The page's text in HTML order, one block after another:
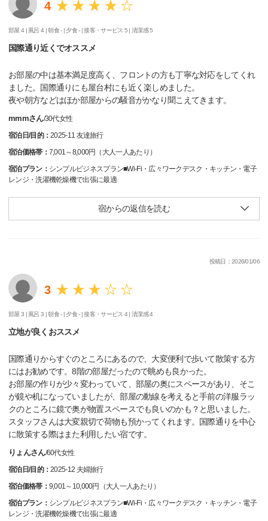
4
部屋 4 | 風呂 4 |朝食 - | 夕食 - |接客・サービス 5 |清潔感 5
国際通り近くでオススメ
お部屋の中は基本満足度高く、フロントの方も丁寧な対応をしてくれ
ました。国際通りにも屋台村にも近く楽しめました。
夜や朝方などはほか部屋からの騒音がかなり聞こえてきます。
mmmさん/30代女性
宿泊日/目的：2025-11 友達旅行
宿泊価格帯： 7,001～8,000円（大人一人あたり）
宿泊プラン： シンプルビジネスプラン■Wi-Fi・広々ワークデスク・キッチン・電子
レンジ・洗濯機乾燥機で出張に最適
宿からの返信を読む
投稿日：2026/01/06
3
部屋 3 | 風呂 3 |朝食 - | 夕食 - |接客・サービス 4 |清潔感 4
立地が良くおススメ
国際通りからすぐのところにあるので、大変便利で歩いて散策する方
にはお勧めです。8階の部屋だったので眺めも良かった。
お部屋の作りが少々変わっていて、部屋の奥にスペースがあり、そこ
が鏡や机になっていましたが、部屋の動線を考えると手前の洋服ラッ
クのところに鏡で奥が物置スペースでも良いのかも？と思いました。
スタッフさんは大変親切で荷物も預かってくれます。国際通りを中心
に散策する際はまた利用したい宿です。
りょんさん/60代女性
宿泊日/目的：2025-12 夫婦旅行
宿泊価格帯： 9,001～10,000円（大人一人あたり）
宿泊プラン： シンプルビジネスプラン■Wi-Fi・広々ワークデスク・キッチン・電子
レンジ・洗濯機乾燥機で出張に最適